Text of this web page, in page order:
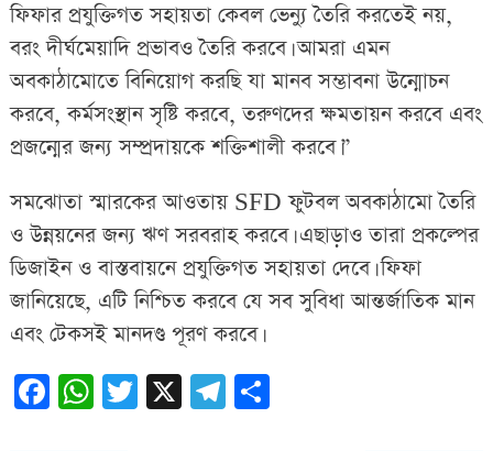
ফিফার প্রযুক্তিগত সহায়তা কেবল ভেন্যু তৈরি করতেই নয়,
বরং দীর্ঘমেয়াদি প্রভাবও তৈরি করবে। আমরা এমন
অবকাঠামোতে বিনিয়োগ করছি যা মানব সম্ভাবনা উন্মোচন
করবে, কর্মসংস্থান সৃষ্টি করবে, তরুণদের ক্ষমতায়ন করবে এবং
প্রজন্মের জন্য সম্প্রদায়কে শক্তিশালী করবে।”
সমঝোতা স্মারকের আওতায় SFD ফুটবল অবকাঠামো তৈরি
ও উন্নয়নের জন্য ঋণ সরবরাহ করবে। এছাড়াও তারা প্রকল্পের
ডিজাইন ও বাস্তবায়নে প্রযুক্তিগত সহায়তা দেবে। ফিফা
জানিয়েছে, এটি নিশ্চিত করবে যে সব সুবিধা আন্তর্জাতিক মান
এবং টেকসই মানদণ্ড পূরণ করবে।
Facebook
WhatsApp
Twitter
X Telegram
Share